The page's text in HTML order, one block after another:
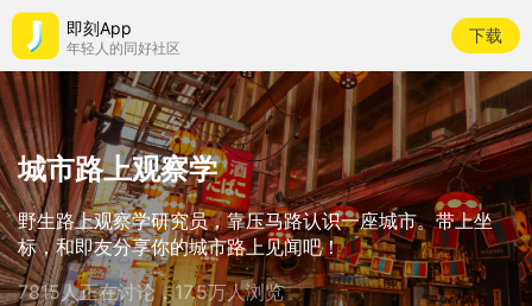
即刻App
年轻人的同好社区
下载
城市路上观察学
野生路上观察学研究员，靠压马路认识一座城市。带上坐
标，和即友分享你的城市路上见闻吧！
7815人正在讨论，17.5万人浏览